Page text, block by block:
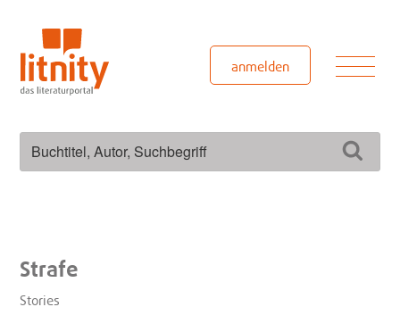
springen
anmelden
Strafe
Stories